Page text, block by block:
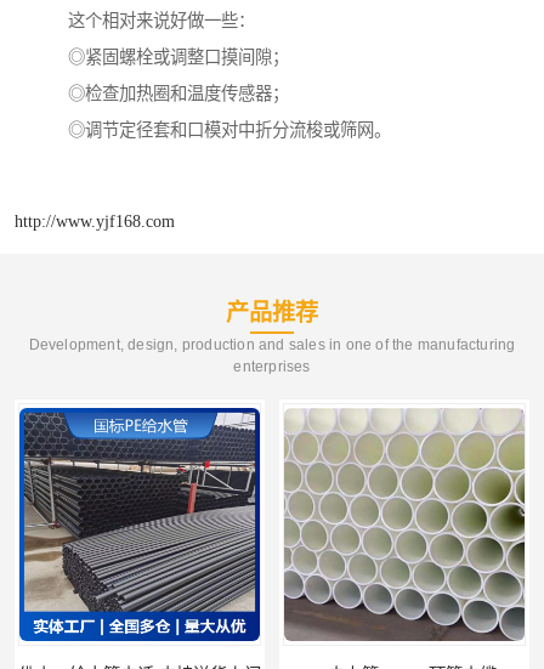
这个相对来说好做一些：
◎紧固螺栓或调整口摸间隙；
◎检查加热圈和温度传感器；
◎调节定径套和口模对中折分流梭或筛网。
http://www.yjf168.com
产品推荐
Development, design, production and sales in one of the manufacturing
enterprises